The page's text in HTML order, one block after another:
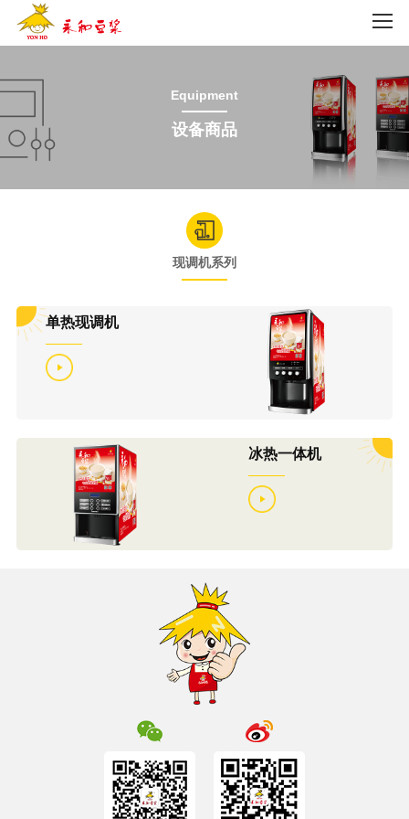
Equipment
设备商品
现调机系列
单热现调机
冰热一体机